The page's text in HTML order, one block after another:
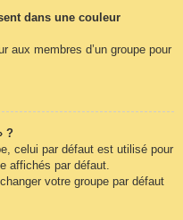
dans une couleur
aux membres d’un groupe pour
?
celui par défaut est utilisé pour
affichés par défaut.
votre groupe par défaut